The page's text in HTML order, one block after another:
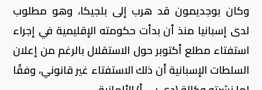
وكان بوجديمون قد هرب إلى بلجيكا، وهو مطلوب
لدى إسبانيا منذ أن بدأت حكومته الإقليمية في إجراء
استفتاء مطلع أكتوبر حول الاستقلال بالرغم من إعلان
السلطات الإسبانية أن ذلك الاستفتاء غير قانوني، وفقٌا